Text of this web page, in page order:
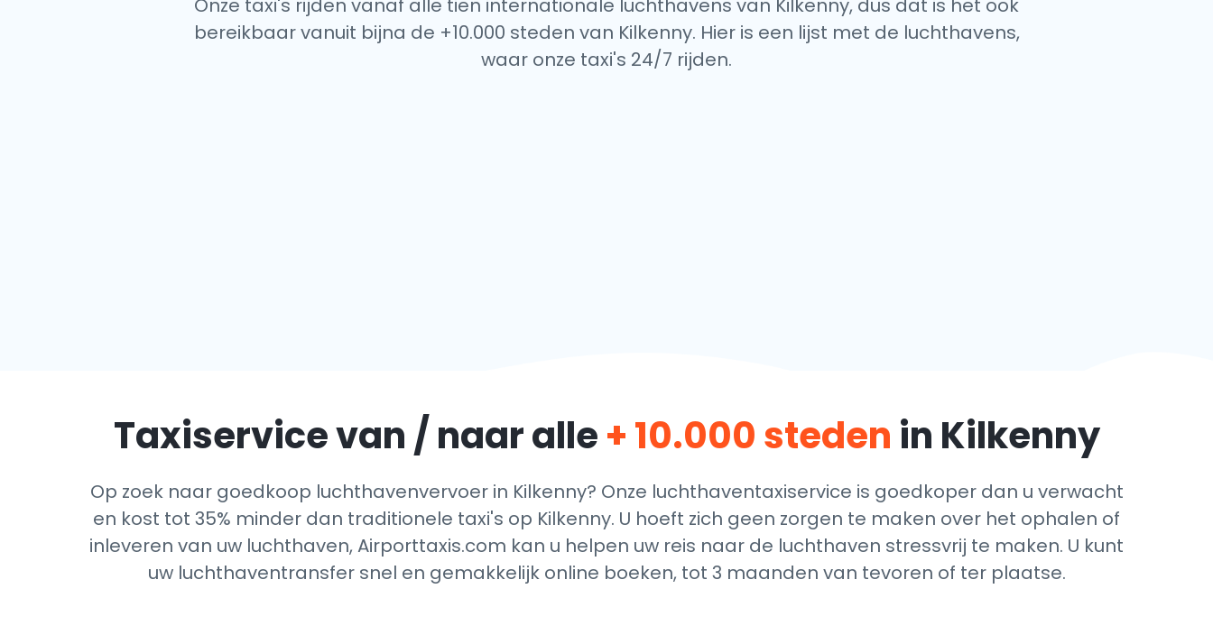
Onze taxi's rijden vanaf alle tien internationale luchthavens van Kilkenny, dus dat is het ook
bereikbaar vanuit bijna de +10.000 steden van Kilkenny. Hier is een lijst met de luchthavens,
waar onze taxi's 24/7 rijden.
Taxiservice van / naar alle+ 10.000 steden in Kilkenny
Op zoek naar goedkoop luchthavenvervoer in Kilkenny? Onze luchthaventaxiservice is goedkoper dan u verwacht
en kost tot 35% minder dan traditionele taxi's op Kilkenny. U hoeft zich geen zorgen te maken over het ophalen of
inleveren van uw luchthaven, Airporttaxis.com kan u helpen uw reis naar de luchthaven stressvrij te maken. U kunt
uw luchthaventransfer snel en gemakkelijk online boeken, tot 3 maanden van tevoren of ter plaatse.